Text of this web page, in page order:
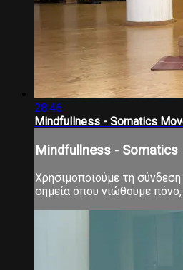
28:46
Mindfullness - Somatics
Mindfullness - Somatics
Χρησιμοποιούμε τη
σημεία όπου νιώθουμε